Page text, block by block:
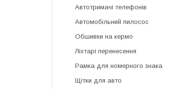
Автотримачі телефонів
Автомобільний пилосос
Обшивки на кермо
Ліхтарі перенесення
Рамка для номерного знака
Щітки для авто